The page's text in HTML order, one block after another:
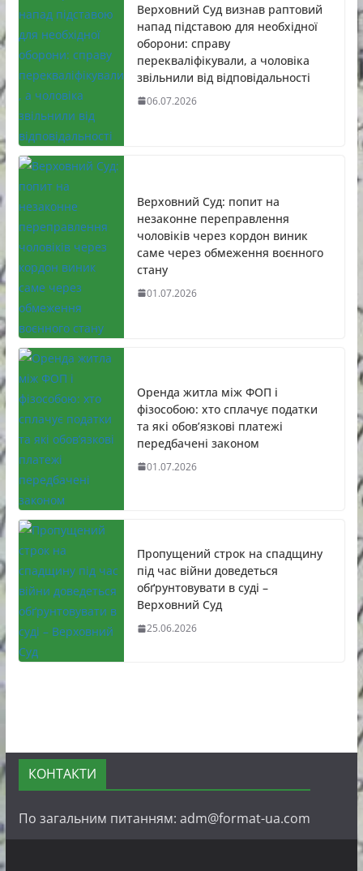
Верховний Суд визнав раптовий
напад підставою для необхідної
оборони: справу
перекваліфікували, а чоловіка
звільнили від відповідальності
06.07.2026
Верховний Суд: попит на
незаконне переправлення
чоловіків через кордон виник
саме через обмеження воєнного
стану
01.07.2026
Оренда житла між ФОП і
фізособою: хто сплачує податки
та які обов’язкові платежі
передбачені законом
01.07.2026
Пропущений строк на спадщину
під час війни доведеться
обґрунтовувати в суді –
Верховний Суд
25.06.2026
КОНТАКТИ
По загальним питанням: adm@format-ua.com